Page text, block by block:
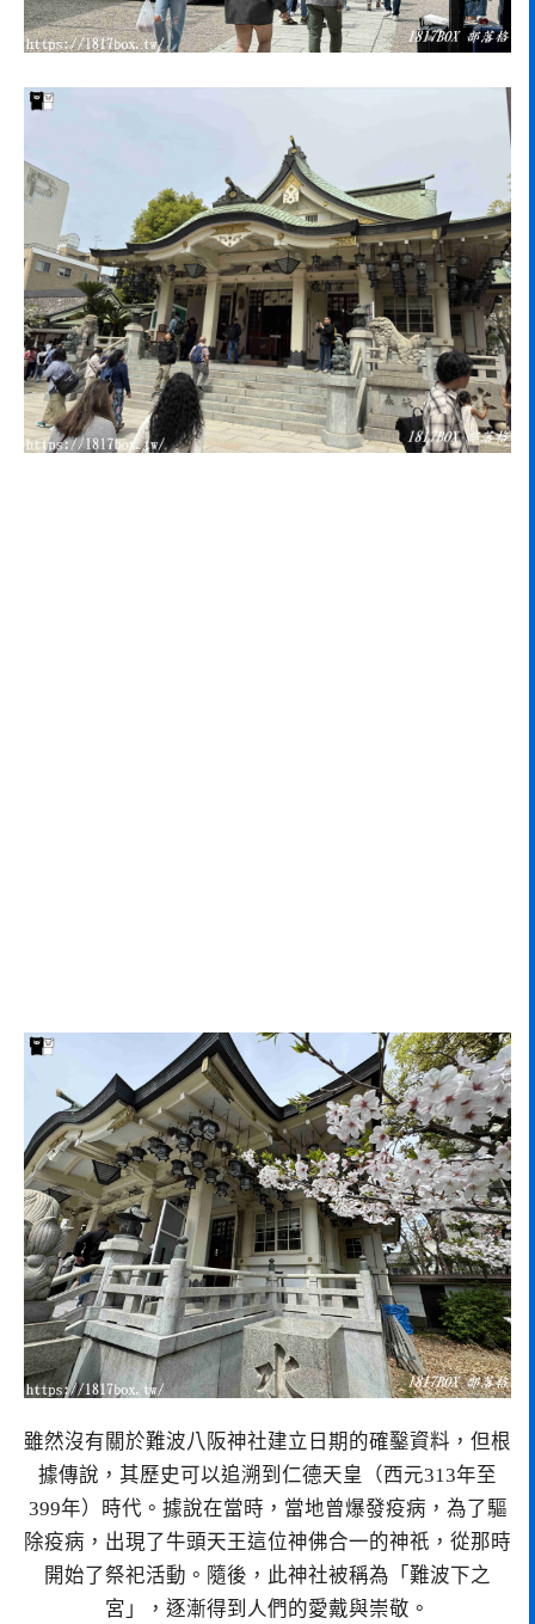
雖然沒有關於難波八阪神社建立日期的確鑿資料，但根
據傳說，其歷史可以追溯到仁德天皇（西元313年至
399年）時代。據說在當時，當地曾爆發疫病，為了驅
除疫病，出現了牛頭天王這位神佛合一的神祇，從那時
開始了祭祀活動。隨後，此神社被稱為「難波下之
宮」，逐漸得到人們的愛戴與崇敬。